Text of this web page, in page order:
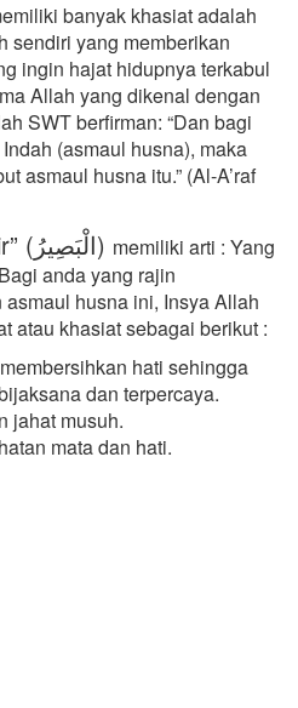
banyak khasiat adalah
sendiri yang memberikan
ingin hajat hidupnya terkabul
Allah yang dikenal dengan
SWT berfirman: “Dan bagi
(asmaul husna), maka
asmaul husna itu.” (Al-A’raf
“Al Bashiir” (الْبَصِيرُ) memiliki arti : Yang
anda yang rajin
husna ini, Insya Allah
atau khasiat sebagai berikut :
hati sehingga
dan terpercaya.
jahat musuh.
mata dan hati.